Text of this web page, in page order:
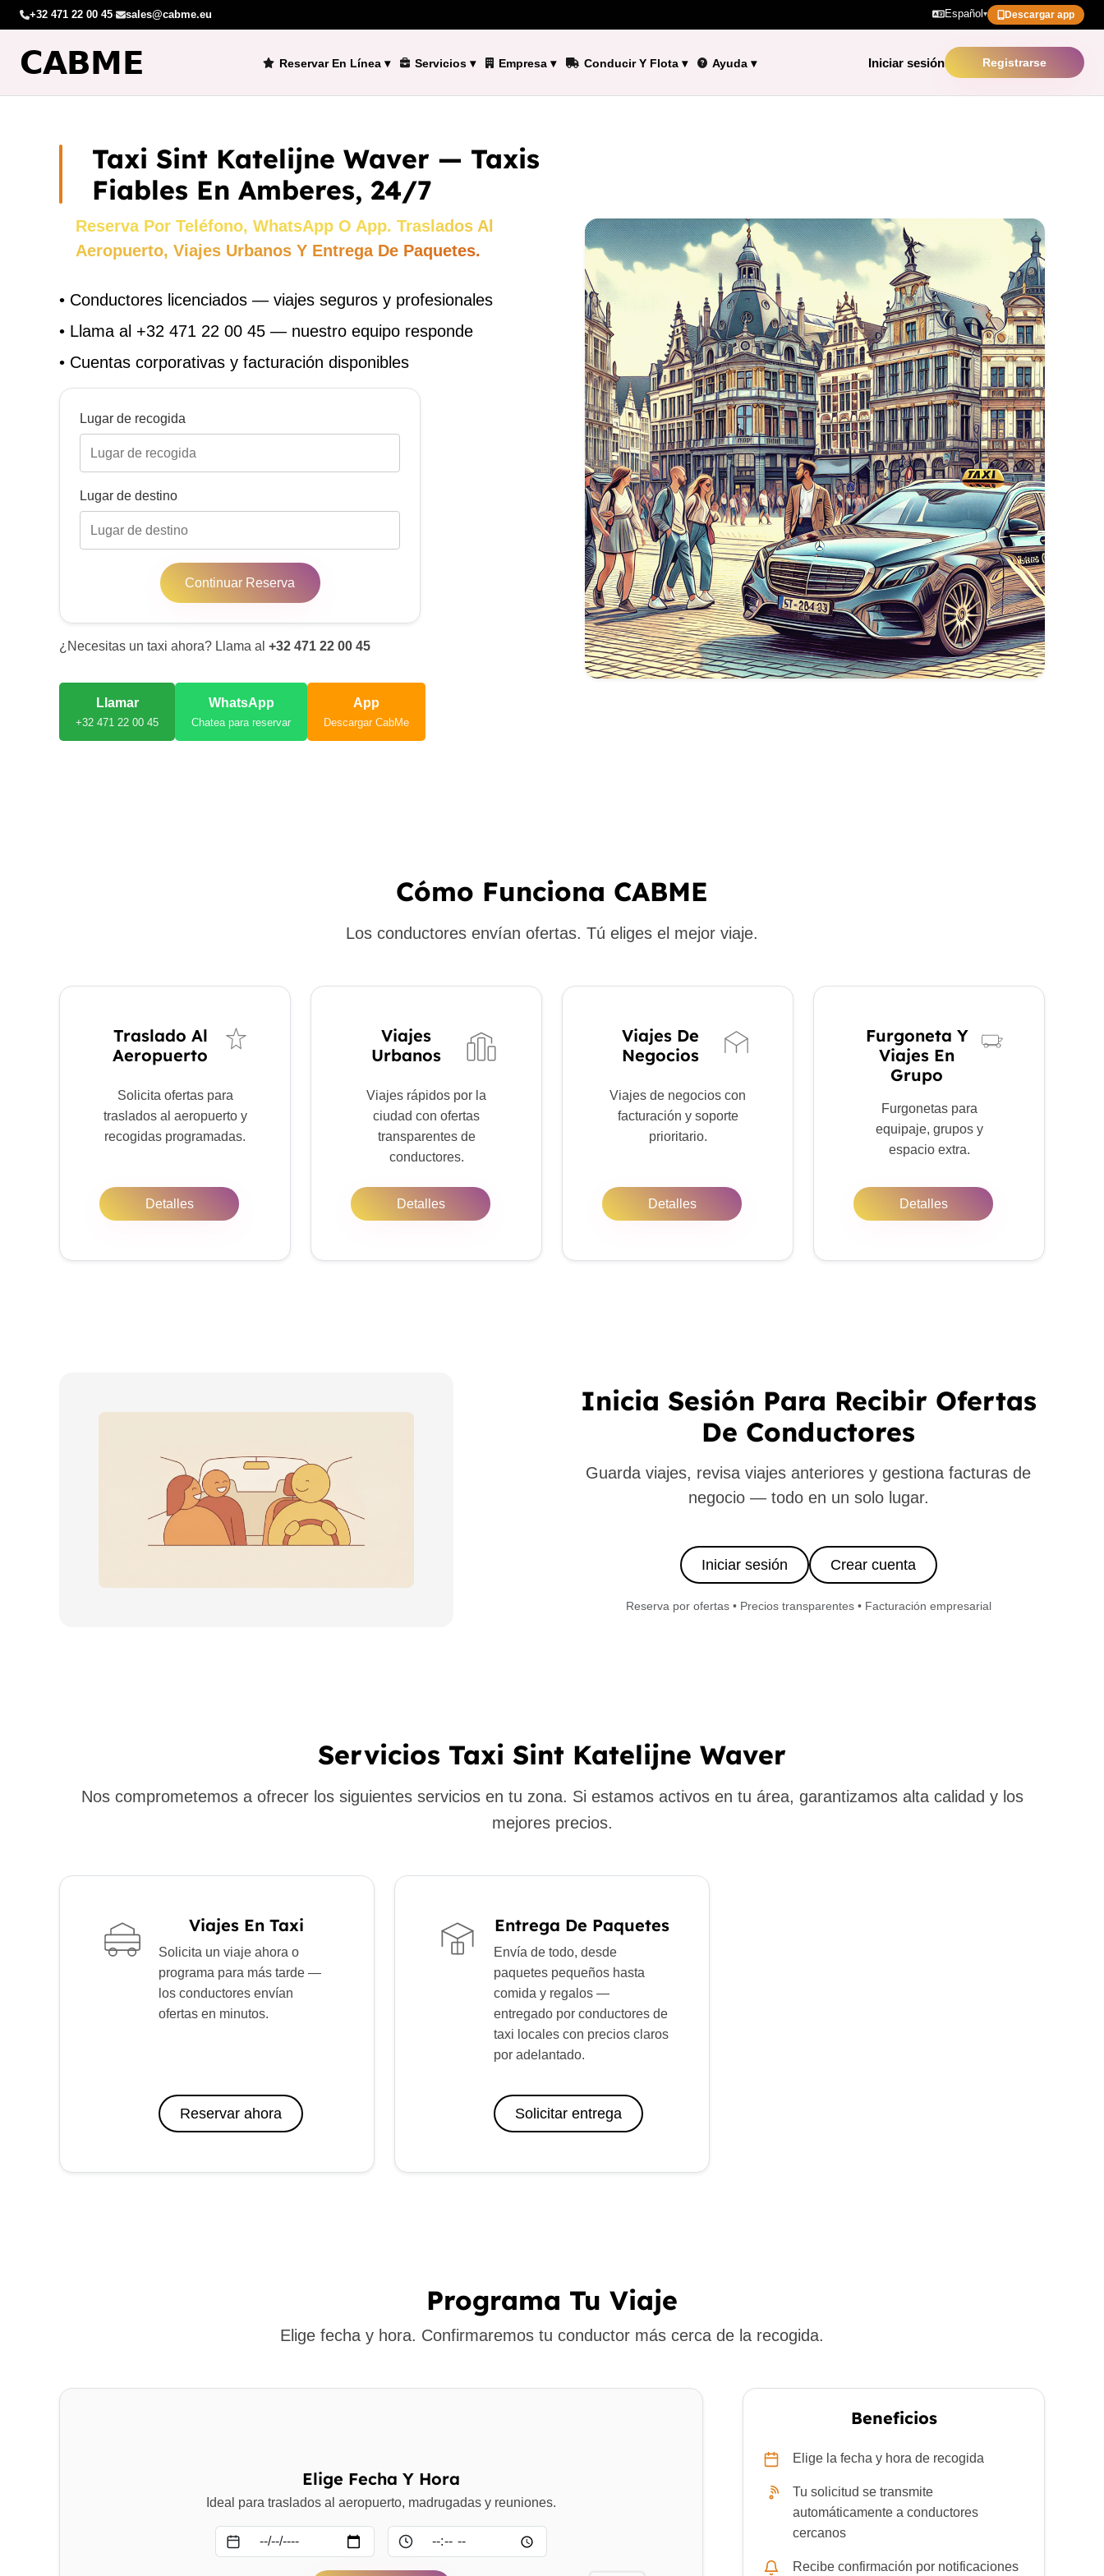
+32 471 22 00 45· sales@cabme.eu Español ▾ Descargar app
Reservar En Línea▾ Servicios ▾ Empresa▾ Conducir Y Flota▾ Ayuda ▾ Iniciar sesión Registrarse
Taxi Sint Katelijne Waver — Taxis
Fiables En Amberes, 24/7
Reserva Por Teléfono, WhatsApp O App. Traslados Al
Aeropuerto, Viajes Urbanos Y Entrega De Paquetes.
• Conductores licenciados — viajes seguros y profesionales
• Llama al +32 471 22 00 45 — nuestro equipo responde
• Cuentas corporativas y facturación disponibles
Lugar de recogida
Lugar de destino
Continuar Reserva
¿Necesitas un taxi ahora? Llama al +32 471 22 00 45
Llamar
+32 471 22 00 45
WhatsApp
Chatea para reservar
App
Descargar CabMe
Cómo Funciona CABME
Los conductores envían ofertas. Tú eliges el mejor viaje.
Traslado Al
Aeropuerto
Solicita ofertas para
traslados al aeropuerto y
recogidas programadas.
Detalles
Viajes
Urbanos
Viajes rápidos por la
ciudad con ofertas
transparentes de
conductores.
Detalles
Viajes De
Negocios
Viajes de negocios con
facturación y soporte
prioritario.
Detalles
Furgoneta Y
Viajes En
Grupo
Furgonetas para
equipaje, grupos y
espacio extra.
Detalles
Inicia Sesión Para Recibir Ofertas
De Conductores
Guarda viajes, revisa viajes anteriores y gestiona facturas de
negocio — todo en un solo lugar.
Iniciar sesión Crear cuenta
Reserva por ofertas • Precios transparentes • Facturación empresarial
Servicios Taxi Sint Katelijne Waver
Nos comprometemos a ofrecer los siguientes servicios en tu zona. Si estamos activos en tu área, garantizamos alta calidad y los
mejores precios.
Viajes En Taxi
Solicita un viaje ahora o
programa para más tarde —
los conductores envían
ofertas en minutos.
Reservar ahora
Entrega De Paquetes
Envía de todo, desde
paquetes pequeños hasta
comida y regalos —
entregado por conductores de
taxi locales con precios claros
por adelantado.
Solicitar entrega
Programa Tu Viaje
Elige fecha y hora. Confirmaremos tu conductor más cerca de la recogida.
Elige Fecha Y Hora
Ideal para traslados al aeropuerto, madrugadas y reuniones.
Beneficios
Elige la fecha y hora de recogida
Tu solicitud se transmite
automáticamente a conductores
cercanos
Recibe confirmación por notificaciones